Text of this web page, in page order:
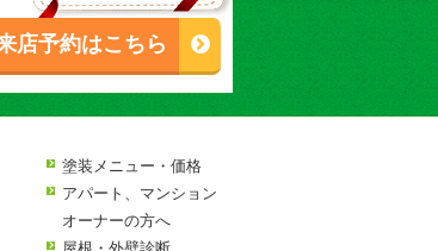
店予約はこちら
塗装メニュー・価格
アパート、マンション
オーナーの方へ